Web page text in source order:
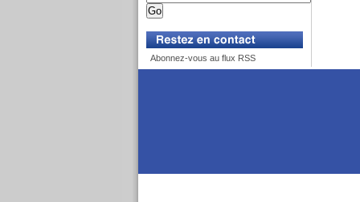
Abonnez-vous au flux RSS